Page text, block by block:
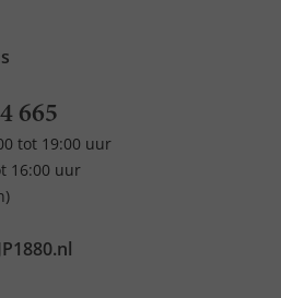
665
tot 19:00 uur
16:00 uur